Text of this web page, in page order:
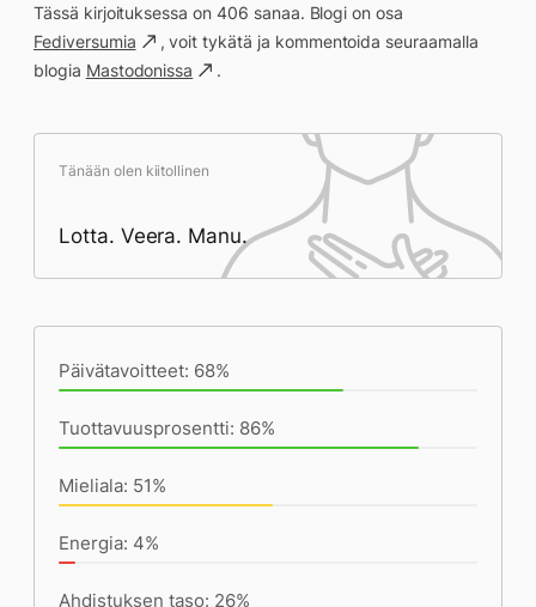
Tässä kirjoituksessa on 406 sanaa. Blogi on osa
Fediversumia
, voit tykätä ja kommentoida seuraamalla
blogia Mastodonissa .
Tänään olen kiitollinen
Lotta. Veera. Manu.
Päivätavoitteet: 68%
Tuottavuusprosentti: 86%
Mieliala: 51%
Energia: 4%
Ahdistuksen taso: 26%